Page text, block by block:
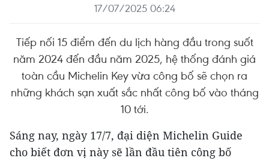
17/07/2025 06:24
Tiếp nối 15 điểm đến du lịch hàng đầu trong suốt
năm 2024 đến đầu năm 2025, hệ thống đánh giá
toàn cầu Michelin Key vừa công bố sẽ chọn ra
những khách sạn xuất sắc nhất công bố vào tháng
10 tới.
Sáng nay, ngày 17/7, đại diện Michelin Guide
cho biết đơn vị này sẽ lần đầu tiên công bố